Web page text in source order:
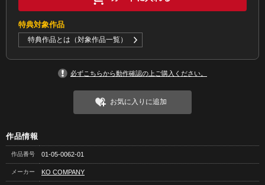
特典対象作品
特典作品とは（対象作品一覧）
必ずこちらから動作確認の上ご購入ください。
お気に入りに追加
作品情報
作品番号 01-05-0062-01
メーカー KO COMPANY